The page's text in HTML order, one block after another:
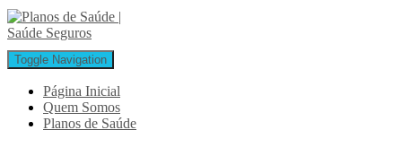
Toggle Navigation
Página Inicial
Quem Somos
Planos de Saúde